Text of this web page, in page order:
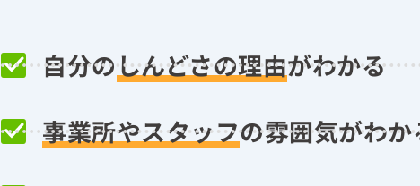
自分のしんどさの理由がわかる
事業所やスタッフの雰囲気がわか